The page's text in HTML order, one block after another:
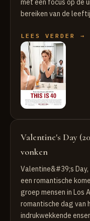
met een focus op de
bereiken van de
LEES VERDER →
Valentine's Day
vonken
Valentine&#39;s
een romantische
groep mensen in Los
romantische dag van
indrukwekkende